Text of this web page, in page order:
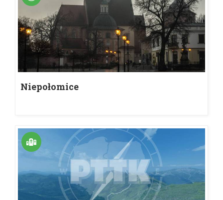
Niepołomice